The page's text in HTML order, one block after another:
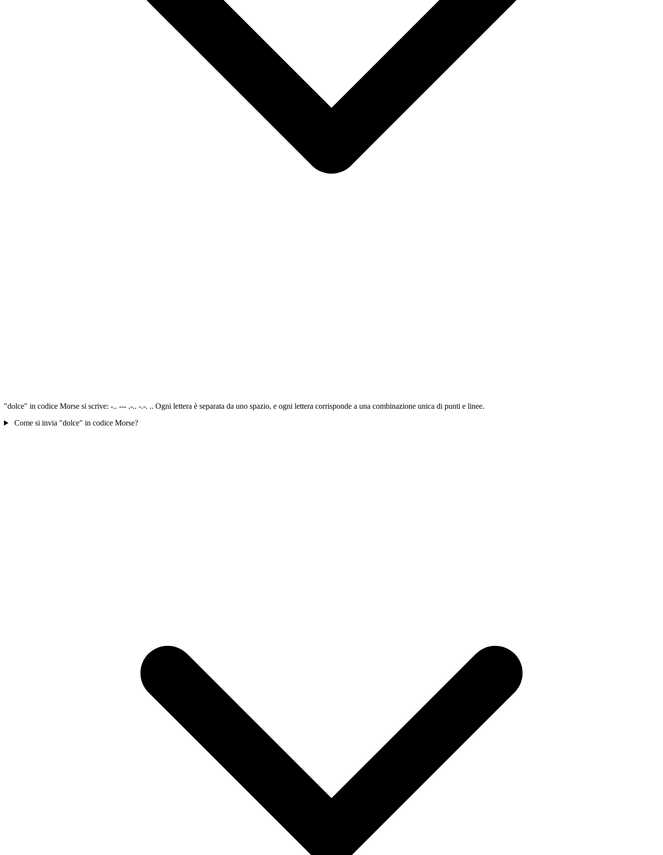
"dolce" in codice Morse si scrive: -.. --- .-.. -.-. .. Ogni lettera è separata da uno spazio, e ogni lettera corrisponde a una combinazione unica di punti e linee.
Come si invia "dolce" in codice Morse?